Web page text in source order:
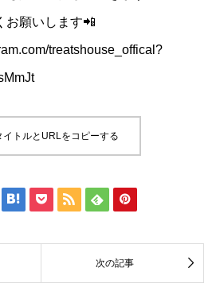
お願いします📲
treatshouse_offical?
イトルとURLをコピーする
    
次の記事 